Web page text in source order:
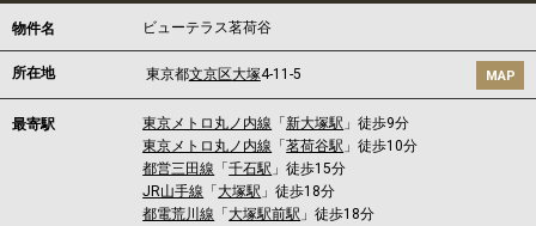
物件名 ビューテラス茗荷谷
所在地 東京都文京区大塚4-11-5 MAP
最寄駅 東京メトロ丸ノ内線 「新大塚駅 」徒歩9分
東京メトロ丸ノ内線 「茗荷谷駅 」徒歩10分
都営三田線 「千石駅 」徒歩15分
JR山手線 「 大塚駅 」徒歩18分
都電荒川線 「 大塚駅前駅 」徒歩18分